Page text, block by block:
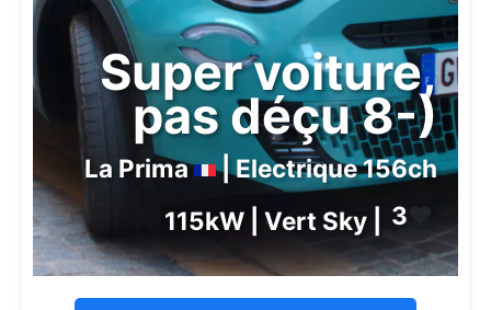
Super voiture,
pas déçu 8-)
La Prima
| Electrique 156ch
115kW | Vert Sky |
3